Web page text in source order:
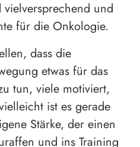
vielversprechend und
für die Onkologie.
dass die
etwas für das
tun, viele motiviert,
ist es gerade
Stärke, der einen
und ins Training